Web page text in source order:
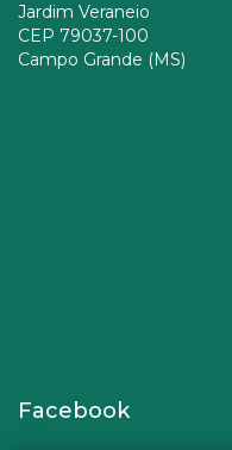
Jardim Veraneio
CEP 79037-100
Campo Grande (MS)
Facebook